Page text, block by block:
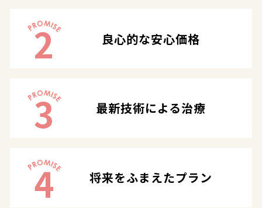
2 良心的な安心価格
3 最新技術による治療
4 将来をふまえたプラン